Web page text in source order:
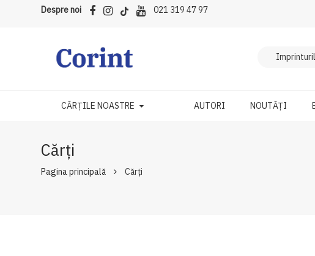
Despre noi 021 319 47 97
CĂRȚILE NOASTRE AUTORI NOUTĂȚI
Cărți
Pagina principală Cărți